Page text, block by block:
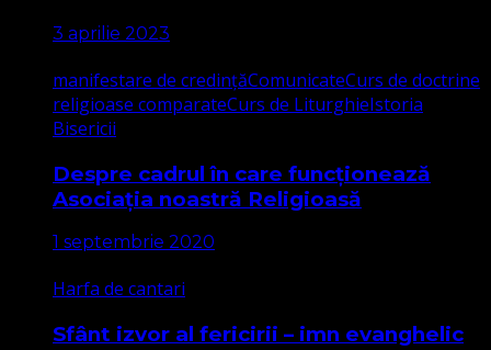
3 aprilie 2023
manifestare de credințăComunicateCurs de doctrine
religioase comparateCurs de LiturghieIstoria
Bisericii
Despre cadrul în care funcționează
Asociația noastră Religioasă
1 septembrie 2020
Harfa de cantari
Sfânt izvor al fericirii – imn evanghelic